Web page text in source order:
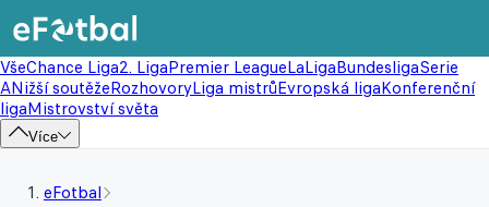
VšeChance Liga2. LigaPremier LeagueLaLigaBundesligaSerie
ANižší soutěžeRozhovoryLiga mistrůEvropská ligaKonferenční
ligaMistrovství světa
Více
eFotbal